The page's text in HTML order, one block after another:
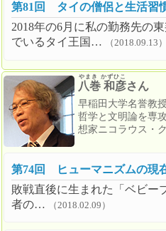
第81回 タイの僧侶と生活習
2018年の6月に私の勤務先の
でいるタイ王国…
（2018.09.13）
八巻 和彦
やまき かずひこ
さん
早稲田大学名誉教
哲学と文明論を専
想家ニコラウス・ク
第74回 ヒューマニズムの現
敗戦直後に生まれた「ベビー
者の…
（2018.02.09）